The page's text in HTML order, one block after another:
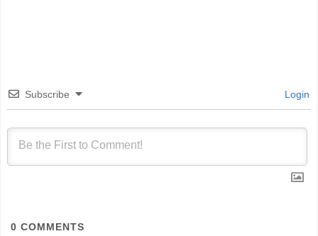
Subscribe Login
0 COMMENTS